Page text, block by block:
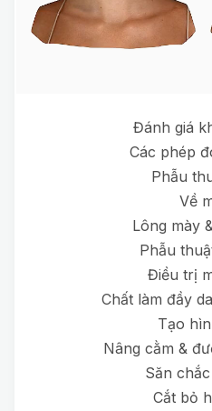
Đánh giá
Các phép
Phẫu
Về
Lông mày
Phẫu
Điều trị
Chất làm đầy
Tạo
Nâng cằm &
Săn
Cắt bỏ